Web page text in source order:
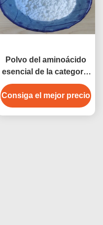
Polvo del aminoácido
esencial de la categoría
alimenticia del L-
triptófano CAS 73-22-3
para los productos de
Consiga el mejor precio